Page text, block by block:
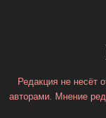
Редакция не несёт
авторами. Мнение